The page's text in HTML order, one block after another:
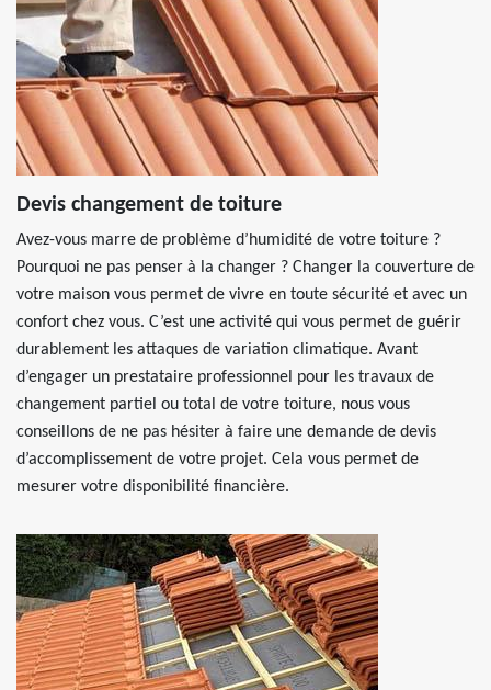
Devis changement de toiture
Avez-vous marre de problème d’humidité de votre toiture ?
Pourquoi ne pas penser à la changer ? Changer la couverture de
votre maison vous permet de vivre en toute sécurité et avec un
confort chez vous. C’est une activité qui vous permet de guérir
durablement les attaques de variation climatique. Avant
d’engager un prestataire professionnel pour les travaux de
changement partiel ou total de votre toiture, nous vous
conseillons de ne pas hésiter à faire une demande de devis
d’accomplissement de votre projet. Cela vous permet de
mesurer votre disponibilité financière.